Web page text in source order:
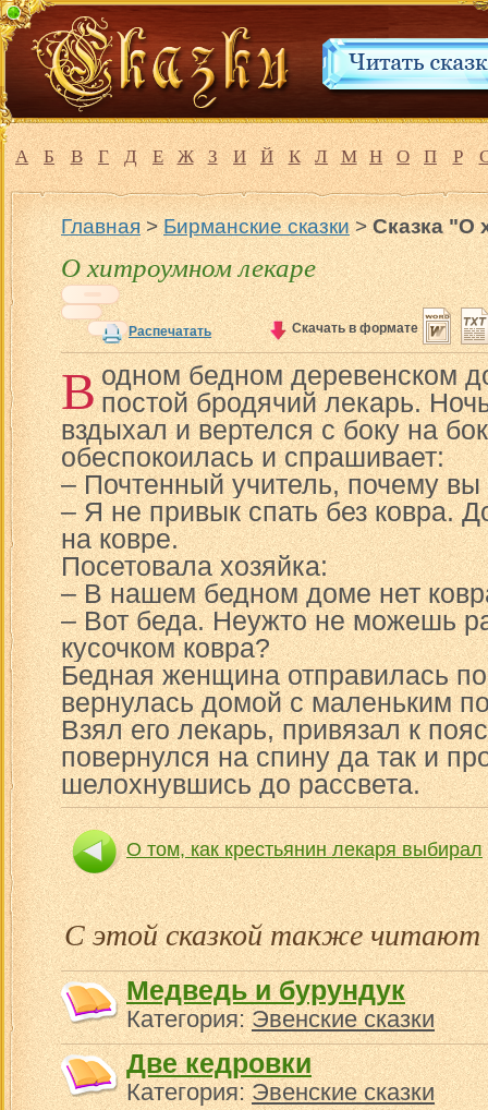
А Б В Г Д Е Ж З И Й К Л М Н О П Р
Главная>Бирманские сказки>Сказка "О
О хитроумном лекаре
Распечатать Скачать в формате
Водном бедном деревенском
постой бродячий лекарь.
вздыхал и вертелся с боку на
обеспокоилась и спрашивает:
– Почтенный учитель, почему вы
– Я не привык спать без ковра.
на ковре.
Посетовала хозяйка:
– В нашем бедном доме нет
– Вот беда. Неужто не можешь
кусочком ковра?
Бедная женщина отправилась
вернулась домой с маленьким
Взял его лекарь, привязал к
повернулся на спину да так и
шелохнувшись до рассвета.
О том, как крестьянин лекаря выбирал
О том, как
С этой сказкой также читают
Медведь и бурундук
Категория:Эвенские сказки
Две кедровки
Категория:Эвенские сказки